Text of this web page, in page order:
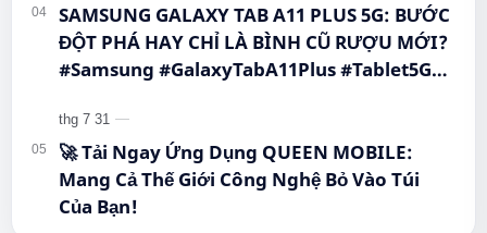
SAMSUNG GALAXY TAB A11 PLUS 5G: BƯỚC
ĐỘT PHÁ HAY CHỈ LÀ BÌNH CŨ RƯỢU MỚI?
#Samsung #GalaxyTabA11Plus #Tablet5G
🚀 Tải Ngay Ứng Dụng QUEEN MOBILE:
Mang Cả Thế Giới Công Nghệ Bỏ Vào Túi
Của Bạn!